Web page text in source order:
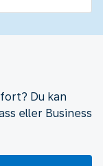
Du kan
eller Business